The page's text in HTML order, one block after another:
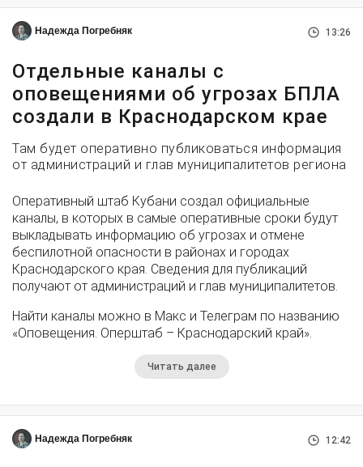
Надежда Погребняк 13:26
Отдельные каналы с
оповещениями об угрозах БПЛА
создали в Краснодарском крае
Там будет оперативно публиковаться информация
от администраций и глав муниципалитетов региона
Оперативный штаб Кубани создал официальные
каналы, в которых в самые оперативные сроки будут
выкладывать информацию об угрозах и отмене
беспилотной опасности в районах и городах
Краснодарского края. Сведения для публикаций
получают от администраций и глав муниципалитетов.
Найти каналы можно в Макс и Телеграм по названию
«Оповещения. Оперштаб – Краснодарский край».
Читать далее
Надежда Погребняк 12:42